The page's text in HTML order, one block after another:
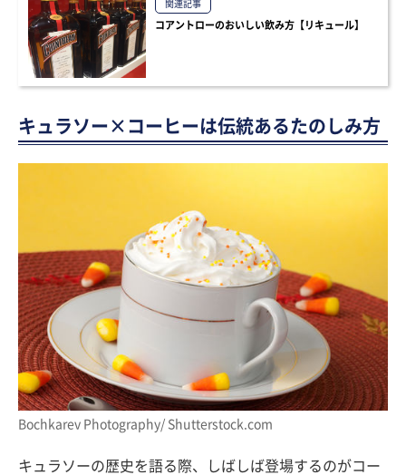
関連記事
コアントローのおいしい飲み方【リキュール】
キュラソー×コーヒーは伝統あるたのしみ方
Bochkarev Photography/ Shutterstock.com
キュラソーの歴史を語る際、しばしば登場するのがコー